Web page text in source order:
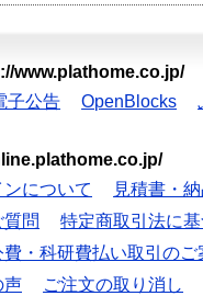
www.plathome.co.jp/
子公告 OpenBlocks
について
見積書・
問
特定商取引法に
費・科研費払い取引のご
声 ご注文の取り消し